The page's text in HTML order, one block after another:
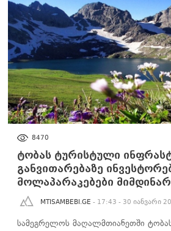
8470
ტობას ტურისტული
განვითარებაზე
მოლაპარაკებები
MTISAMBEBI.GE - 17:43 - 30 იანვარი
სამეგრელოს მაღალმთიანეთში ტობას